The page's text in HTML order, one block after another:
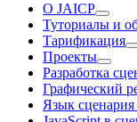
О JAICP
Туториалы и
Тарификация
Проекты
Разработка
Графический
Язык